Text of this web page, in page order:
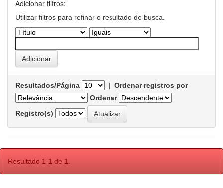
Adicionar filtros:
Utilizar filtros para refinar o resultado de busca.
Resultados/Página | Ordenar registros por
Ordenar
Registro(s)
Resultado 1-1 de 1.